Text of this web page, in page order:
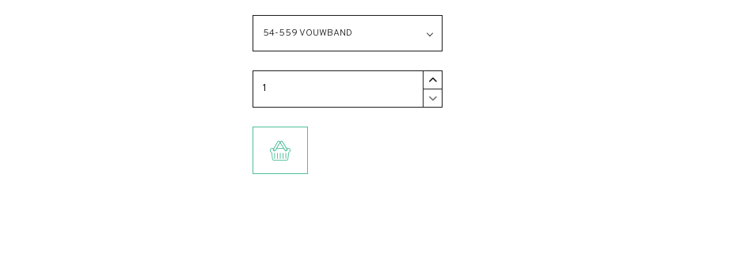
54-559 VOUWBAND